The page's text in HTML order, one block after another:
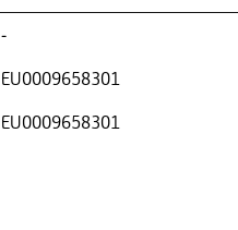
-
EU0009658301
EU0009658301